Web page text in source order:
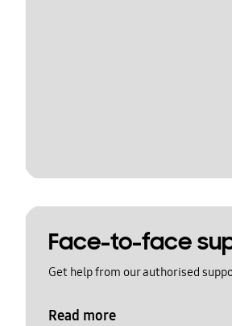
Face-to-face
Get help from our authorised
Read more